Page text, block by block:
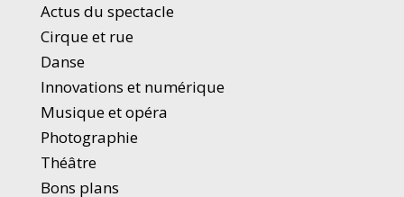
Actus du spectacle
Cirque et rue
Danse
Innovations et numérique
Musique et opéra
Photographie
Théâtre
Bons plans